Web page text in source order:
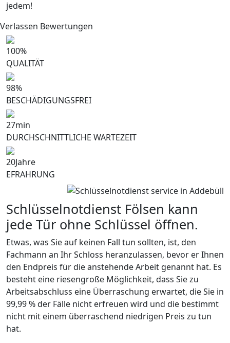
jedem!
Verlassen Bewertungen
100%
QUALITÄT
98%
BESCHÄDIGUNGSFREI
27min
DURCHSCHNITTLICHE WARTEZEIT
20Jahre
EFRAHRUNG
Schlüsselnotdienst Fölsen kann
jede Tür ohne Schlüssel öffnen.
Etwas, was Sie auf keinen Fall tun sollten, ist, den
Fachmann an Ihr Schloss heranzulassen, bevor er Ihnen
den Endpreis für die anstehende Arbeit genannt hat. Es
besteht eine riesengroße Möglichkeit, dass Sie zu
Arbeitsabschluss eine Überraschung erwartet, die Sie in
99,99 % der Fälle nicht erfreuen wird und die bestimmt
nicht mit einem überraschend niedrigen Preis zu tun
hat.